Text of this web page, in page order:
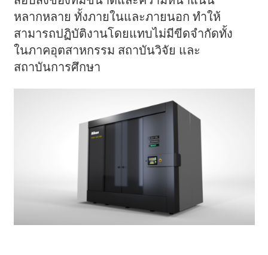
หลากหลาย ทั้งภายในและภายนอก ทำให้
สามารถปฏิบัติงานโดยแทบไม่มีขีดจำกัดทั้ง
ในภาคอุตสาหกรรม สถาบันวิจัย และ
สถาบันการศึกษา